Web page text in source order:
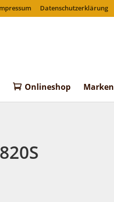
Datenschutzerklärung
Onlineshop Marken